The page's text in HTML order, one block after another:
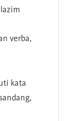
verba,
kata